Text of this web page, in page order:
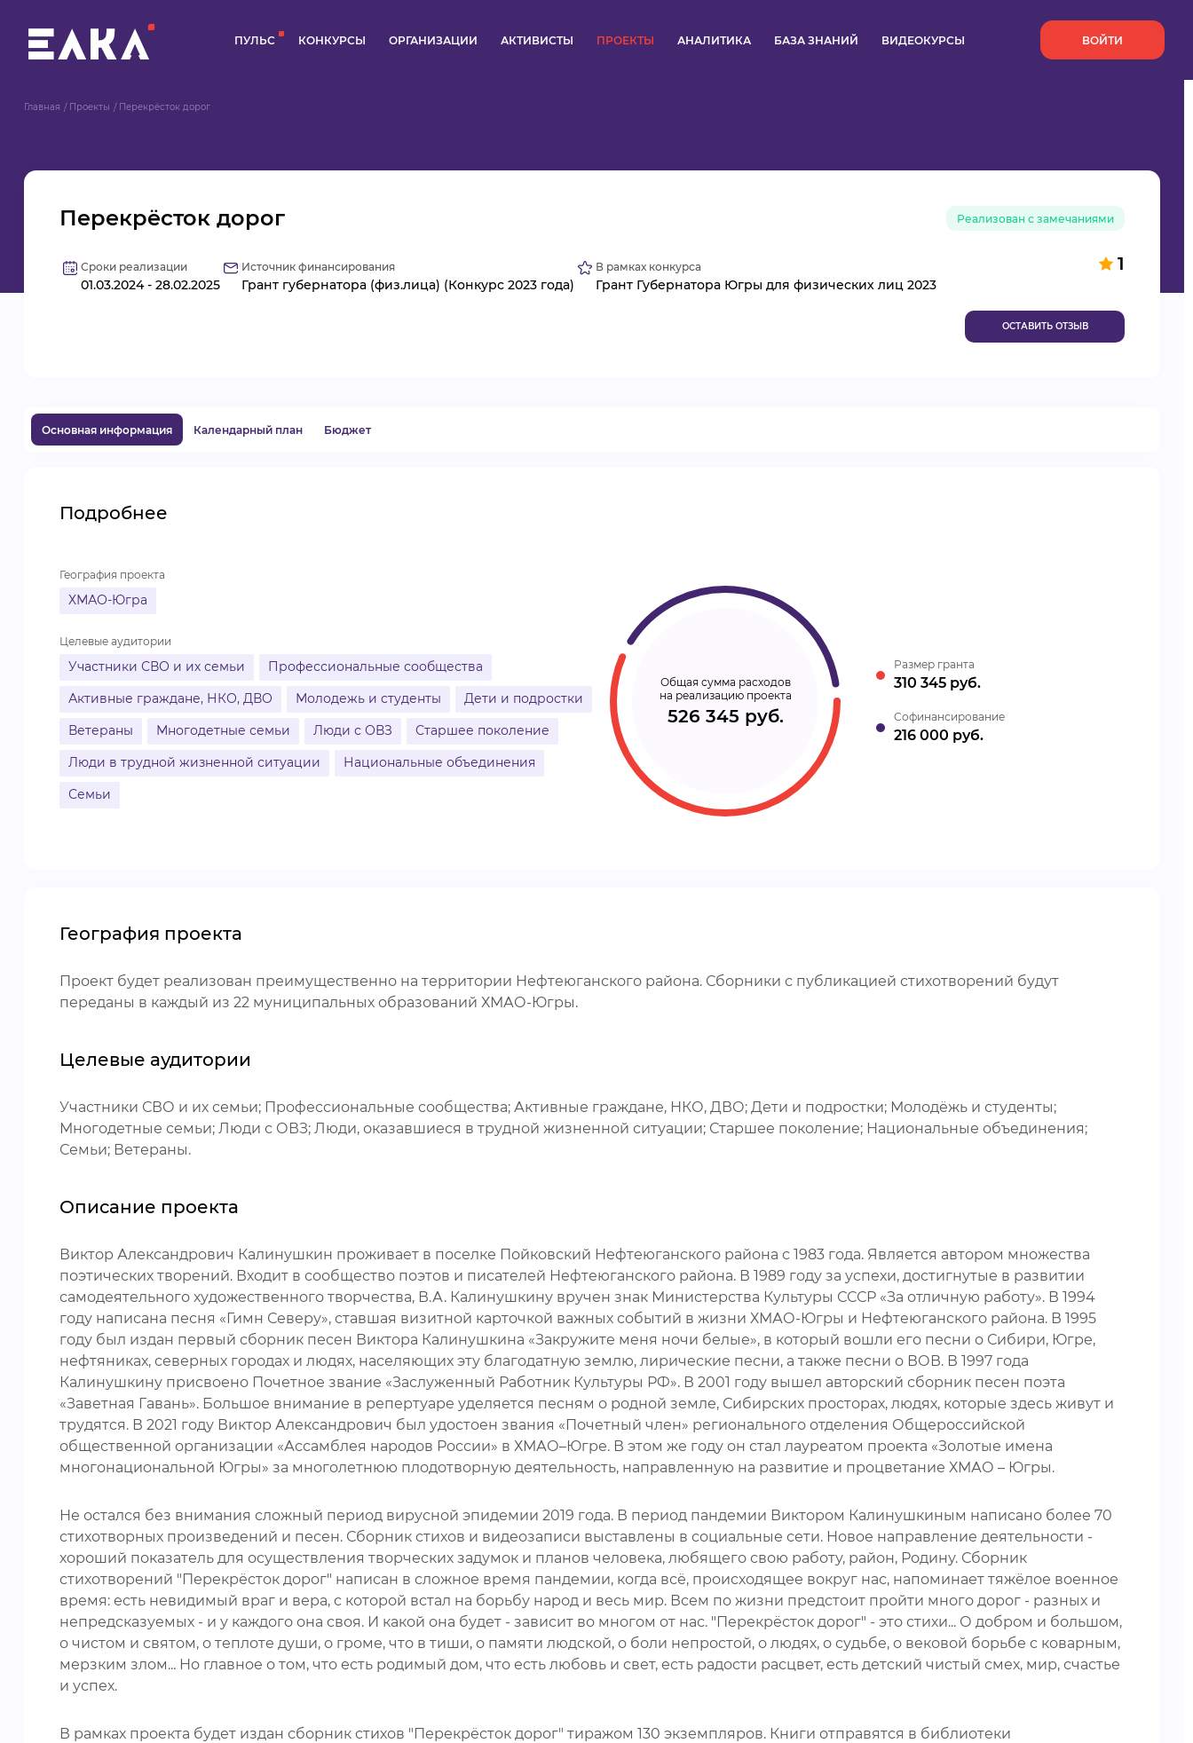
ПУЛЬС КОНКУРСЫ ОРГАНИЗАЦИИ АКТИВИСТЫ ПРОЕКТЫ АНАЛИТИКА БАЗА ЗНАНИЙ ВИДЕОКУРСЫ ВОЙТИ
ПРОЕКТЫ
Главная Проекты Перекрёсток дорог
Перекрёсток дорог Реализован с замечаниями
1
Сроки реализации
01.03.2024 - 28.02.2025
Источник финансирования
Грант губернатора (физ.лица) (Конкурс 2023 года)
В рамках конкурса
Грант Губернатора Югры для физических лиц 2023
ОСТАВИТЬ ОТЗЫВ
Основная информация Календарный план Бюджет
Подробнее
География проекта
ХМАО-Югра
Целевые аудитории
Участники СВО и их семьи
Профессиональные сообщества
Активные граждане, НКО, ДВО
Молодежь и студенты
Дети и подростки
Ветераны
Многодетные семьи Люди с ОВЗ
Старшее поколение
Люди в трудной жизненной ситуации
Национальные объединения
Семьи
Общая сумма расходов
на реализацию проекта
526 345 руб.
Размер гранта
310 345 руб.
Cофинансирование
216 000 руб.
География проекта
Проект будет реализован преимущественно на территории Нефтеюганского района. Сборники с публикацией стихотворений будут
переданы в каждый из 22 муниципальных образований ХМАО-Югры.
Целевые аудитории
Участники СВО и их семьи; Профессиональные сообщества; Активные граждане, НКО, ДВО; Дети и подростки; Молодёжь и студенты;
Многодетные семьи; Люди с ОВЗ; Люди, оказавшиеся в трудной жизненной ситуации; Старшее поколение; Национальные объединения;
Семьи; Ветераны.
Описание проекта
Виктор Александрович Калинушкин проживает в поселке Пойковский Нефтеюганского района с 1983 года. Является автором множества
поэтических творений. Входит в сообщество поэтов и писателей Нефтеюганского района. В 1989 году за успехи, достигнутые в развитии
самодеятельного художественного творчества, В.А. Калинушкину вручен знак Министерства Культуры СССР «За отличную работу». В 1994
году написана песня «Гимн Северу», ставшая визитной карточкой важных событий в жизни ХМАО-Югры и Нефтеюганского района. В 1995
году был издан первый сборник песен Виктора Калинушкина «Закружите меня ночи белые», в который вошли его песни о Сибири, Югре,
нефтяниках, северных городах и людях, населяющих эту благодатную землю, лирические песни, а также песни о ВОВ. В 1997 года
Калинушкину присвоено Почетное звание «Заслуженный Работник Культуры РФ». В 2001 году вышел авторский сборник песен поэта
«Заветная Гавань». Большое внимание в репертуаре уделяется песням о родной земле, Сибирских просторах, людях, которые здесь живут и
трудятся. В 2021 году Виктор Александрович был удостоен звания «Почетный член» регионального отделения Общероссийской
общественной организации «Ассамблея народов России» в ХМАО–Югре. В этом же году он стал лауреатом проекта «Золотые имена
многонациональной Югры» за многолетнюю плодотворную деятельность, направленную на развитие и процветание ХМАО – Югры.
Не остался без внимания сложный период вирусной эпидемии 2019 года. В период пандемии Виктором Калинушкиным написано более 70
стихотворных произведений и песен. Сборник стихов и видеозаписи выставлены в социальные сети. Новое направление деятельности -
хороший показатель для осуществления творческих задумок и планов человека, любящего свою работу, район, Родину. Сборник
стихотворений "Перекрёсток дорог" написан в сложное время пандемии, когда всё, происходящее вокруг нас, напоминает тяжёлое военное
время: есть невидимый враг и вера, с которой встал на борьбу народ и весь мир. Всем по жизни предстоит пройти много дорог - разных и
непредсказуемых - и у каждого она своя. И какой она будет - зависит во многом от нас. "Перекрёсток дорог" - это стихи... О добром и большом,
о чистом и святом, о теплоте души, о громе, что в тиши, о памяти людской, о боли непростой, о людях, о судьбе, о вековой борьбе с коварным,
мерзким злом... Но главное о том, что есть родимый дом, что есть любовь и свет, есть радости расцвет, есть детский чистый смех, мир, счастье
и успех.
В рамках проекта будет издан сборник стихов "Перекрёсток дорог" тиражом 130 экземпляров. Книги отправятся в библиотеки